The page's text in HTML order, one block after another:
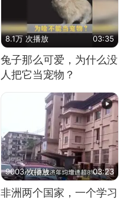
8.1万 次播放 03:35
兔子那么可爱，为什么没
人把它当宠物？
9003 次播放 03:23
非洲两个国家，一个学习